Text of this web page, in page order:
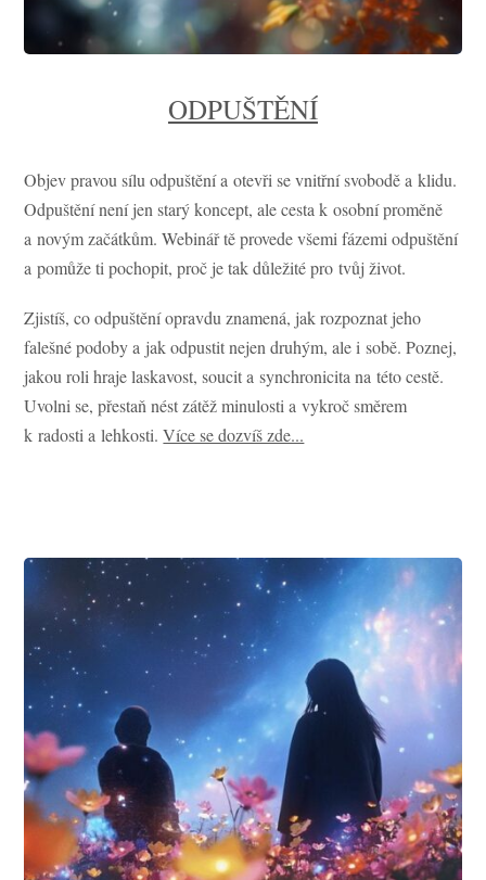
ODPUŠTĚNÍ
Objev pravou sílu odpuštění a otevři se vnitřní svobodě a klidu.
Odpuštění není jen starý koncept, ale cesta k osobní proměně
a novým začátkům. Webinář tě provede všemi fázemi odpuštění
a pomůže ti pochopit, proč je tak důležité pro tvůj život.
Zjistíš, co odpuštění opravdu znamená, jak rozpoznat jeho
falešné podoby a jak odpustit nejen druhým, ale i sobě. Poznej,
jakou roli hraje laskavost, soucit a synchronicita na této cestě.
Uvolni se, přestaň nést zátěž minulosti a vykroč směrem
k radosti a lehkosti.Více se dozvíš zde...